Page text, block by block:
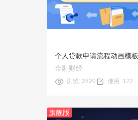
使用
个人贷款申请流程动画模板
金融财经
浏览: 2820 使用: 122
旗舰版